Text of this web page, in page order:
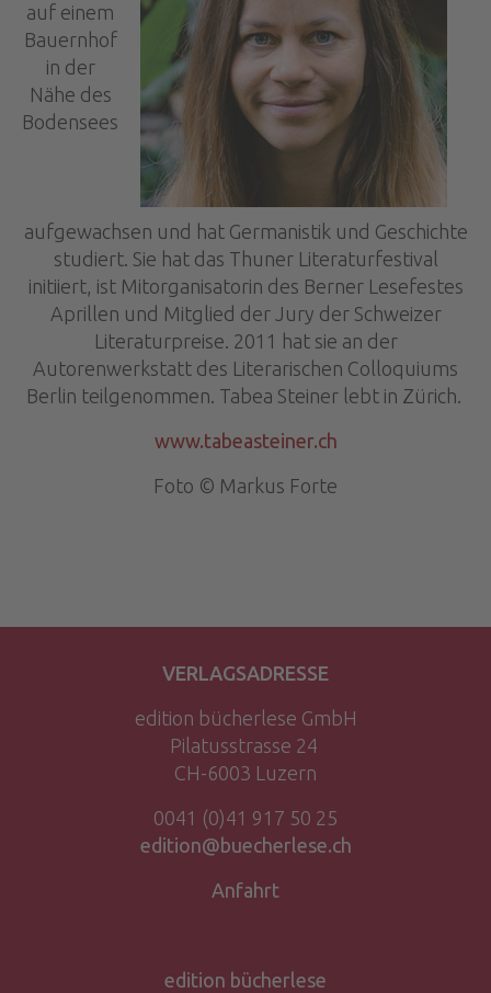
auf einem
Bauernhof
in der
Nähe des
Bodensees
aufgewachsen und hat Germanistik und Geschichte
studiert. Sie hat das Thuner Literaturfestival
initiiert, ist Mitorganisatorin des Berner Lesefestes
Aprillen und Mitglied der Jury der Schweizer
Literaturpreise. 2011 hat sie an der
Autorenwerkstatt des Literarischen Colloquiums
Berlin teilgenommen. Tabea Steiner lebt in Zürich.
www.tabeasteiner.ch
Foto © Markus Forte
VERLAGSADRESSE
edition bücherlese GmbH
Pilatusstrasse 24
CH-6003 Luzern
0041 (0)41 917 50 25
edition@buecherlese.ch
Anfahrt
edition bücherlese